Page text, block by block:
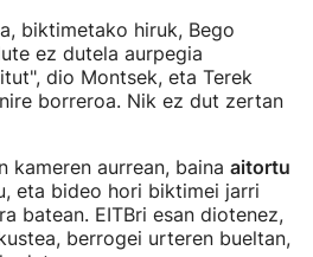
biktimetako hiruk, Bego
ez dutela aurpegia
dio Montsek, eta Terek
borreroa. Nik ez dut zertan
kameren aurrean, baina aitortu
eta bideo hori biktimei jarri
batean. EITBri esan diotenez,
berrogei urteren bueltan,